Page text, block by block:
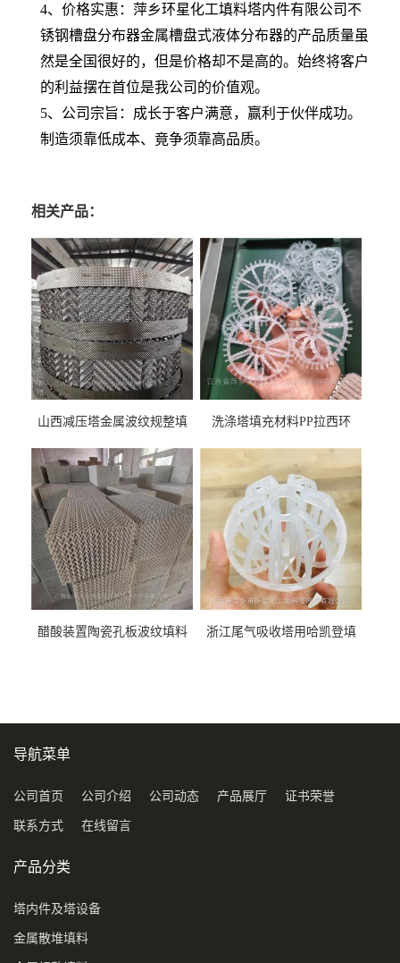
4、价格实惠：萍乡环星化工填料塔内件有限公司不
锈钢槽盘分布器金属槽盘式液体分布器的产品质量虽
然是全国很好的，但是价格却不是高的。始终将客户
的利益摆在首位是我公司的价值观。
5、公司宗旨：成长于客户满意，赢利于伙伴成功。
制造须靠低成本、竟争须靠高品质。
相关产品：
山西减压塔金属波纹规整填
料
洗涤塔填充材料PP拉西环
醋酸装置陶瓷孔板波纹填料
浙江尾气吸收塔用哈凯登填
导航菜单
公司首页 公司介绍 公司动态 产品展厅 证书荣誉
联系方式 在线留言
产品分类
塔内件及塔设备
金属散堆填料